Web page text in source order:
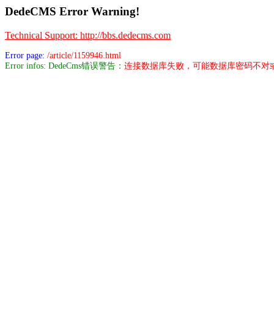
DedeCMS Error Warning!
Technical Support: http://bbs.dedecms.com
Error page: /article/1159946.html
Error infos: DedeCms错误警告： 连接数据库失败，可能数据库密码不对